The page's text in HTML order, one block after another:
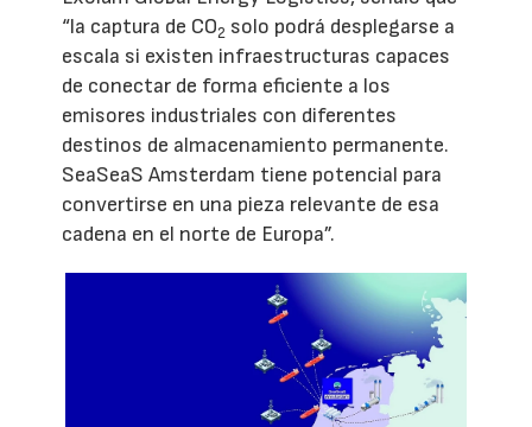
“la captura de CO2 solo podrá desplegarse a
escala si existen infraestructuras capaces
de conectar de forma eficiente a los
emisores industriales con diferentes
destinos de almacenamiento permanente.
SeaSeaS Amsterdam tiene potencial para
convertirse en una pieza relevante de esa
cadena en el norte de Europa”.